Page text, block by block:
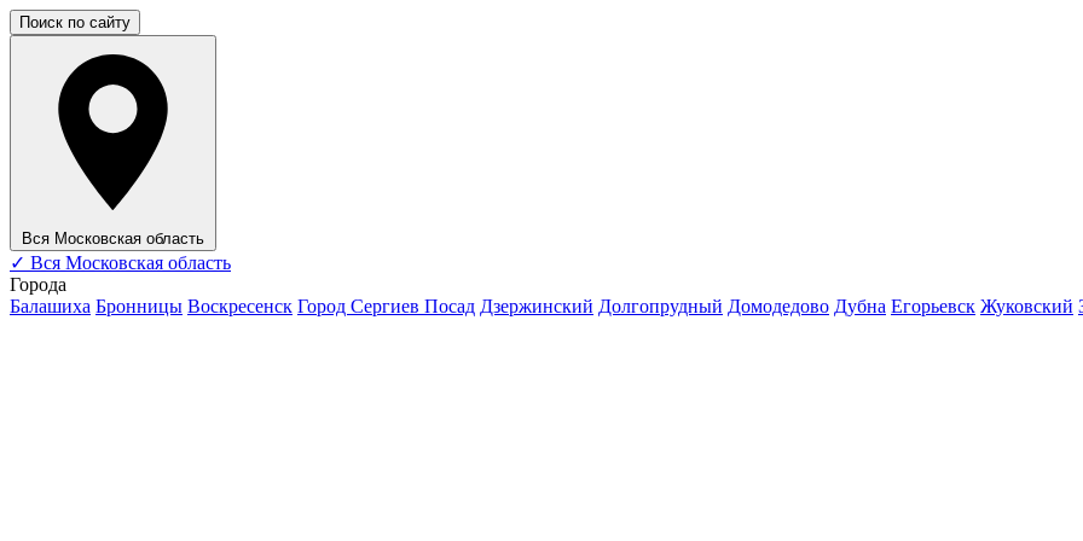
Поиск по сайту
Вся Московская область
✓ Вся Московская область
Города
Балашиха Бронницы Воскресенск Город Сергиев Посад Дзержинский Долгопрудный Домодедово Дубна Егорьевск Жуковский